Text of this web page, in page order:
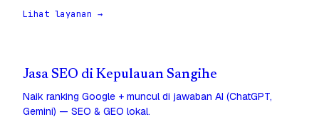
Lihat layanan →
Jasa SEO di Kepulauan Sangihe
Naik ranking Google + muncul di jawaban AI (ChatGPT,
Gemini) — SEO & GEO lokal.